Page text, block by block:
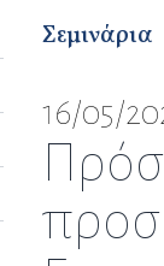
Σεμινάρια
16/05/